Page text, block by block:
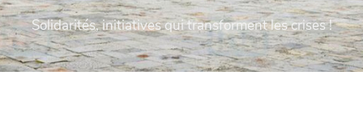
Solidarités, initiatives qui transforment les crises !